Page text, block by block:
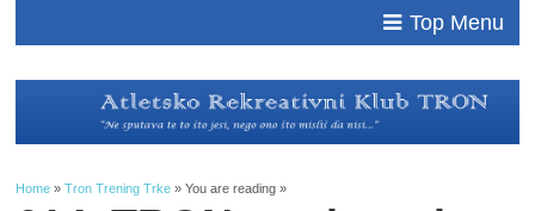
Top Menu
Home »Tron Trening Trke » You are reading »